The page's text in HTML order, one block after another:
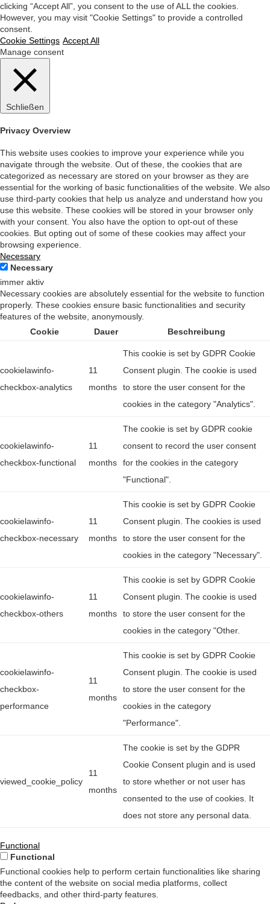
clicking “Accept All”, you consent to the use of ALL the cookies.
However, you may visit "Cookie Settings" to provide a controlled
consent.
Cookie Settings Accept All
Manage consent
Schließen
Privacy Overview
This website uses cookies to improve your experience while you
navigate through the website. Out of these, the cookies that are
categorized as necessary are stored on your browser as they are
essential for the working of basic functionalities of the website. We also
use third-party cookies that help us analyze and understand how you
use this website. These cookies will be stored in your browser only
with your consent. You also have the option to opt-out of these
cookies. But opting out of some of these cookies may affect your
browsing experience.
Necessary
Necessary
immer aktiv
Necessary cookies are absolutely essential for the website to function
properly. These cookies ensure basic functionalities and security
features of the website, anonymously.
Cookie
Dauer Beschreibung
cookielawinfo-
checkbox-analytics
11
months
This cookie is set by GDPR Cookie
Consent plugin. The cookie is used
to store the user consent for the
cookies in the category "Analytics".
cookielawinfo-
checkbox-functional
11
months
The cookie is set by GDPR cookie
consent to record the user consent
for the cookies in the category
"Functional".
cookielawinfo-
checkbox-necessary
11
months
This cookie is set by GDPR Cookie
Consent plugin. The cookies is used
to store the user consent for the
cookies in the category "Necessary".
cookielawinfo-
checkbox-others
11
months
This cookie is set by GDPR Cookie
Consent plugin. The cookie is used
to store the user consent for the
cookies in the category "Other.
cookielawinfo-
checkbox-
performance
11
months
This cookie is set by GDPR Cookie
Consent plugin. The cookie is used
to store the user consent for the
cookies in the category
"Performance".
viewed_cookie_policy
11
months
The cookie is set by the GDPR
Cookie Consent plugin and is used
to store whether or not user has
consented to the use of cookies. It
does not store any personal data.
Functional
Functional
Functional cookies help to perform certain functionalities like sharing
the content of the website on social media platforms, collect
feedbacks, and other third-party features.